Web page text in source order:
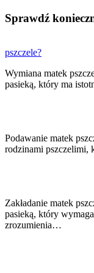
Sprawdź
pszczele?
Wymiana matek
pasieką, który ma
Podawanie matek
rodzinami pszczelimi,
Zakładanie matek
pasieką, który
zrozumienia…
wpisu